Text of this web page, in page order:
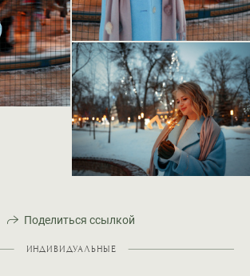
Поделиться ссылкой
ИНДИВИДУАЛЬНЫЕ